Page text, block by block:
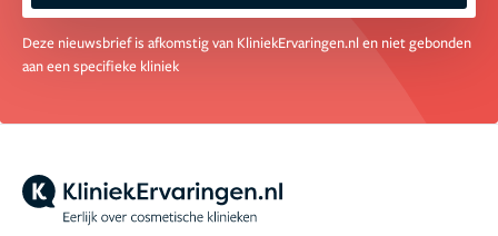
Deze nieuwsbrief is afkomstig van KliniekErvaringen.nl en niet gebonden
aan een specifieke kliniek